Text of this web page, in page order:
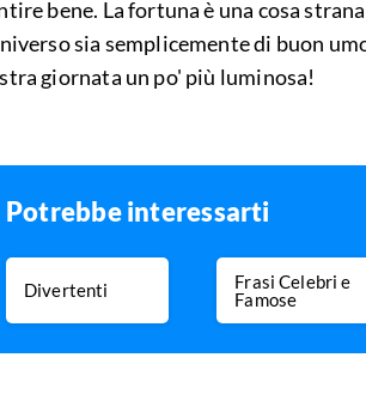
bene. La fortuna è una cosa
sia semplicemente di buon
giornata un po' più luminosa!
Potrebbe interessarti
Divertenti
Frasi Celebri e
Famose